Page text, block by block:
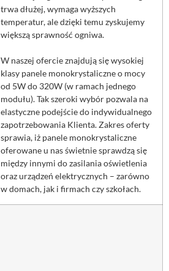
trwa dłużej, wymaga wyższych
temperatur, ale dzięki temu zyskujemy
większą sprawność ogniwa.
W naszej ofercie znajdują się wysokiej
klasy panele monokrystaliczne o mocy
od 5W do 320W (w ramach jednego
modułu). Tak szeroki wybór pozwala na
elastyczne podejście do indywidualnego
zapotrzebowania Klienta. Zakres oferty
sprawia, iż panele monokrystaliczne
oferowane u nas świetnie sprawdzą się
między innymi do zasilania oświetlenia
oraz urządzeń elektrycznych – zarówno
w domach, jak i firmach czy szkołach.